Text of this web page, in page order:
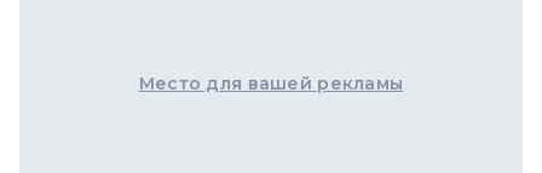
Место для вашей рекламы